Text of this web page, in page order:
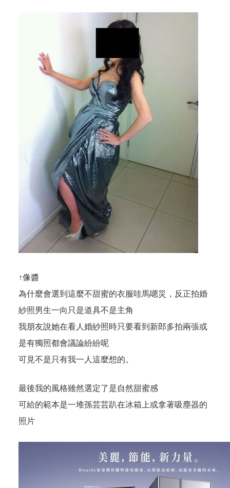
↑像醬
為什麼會選到這麼不甜蜜的衣服哇馬嗯災，反正拍婚
紗照男生一向只是道具不是主角
我朋友說她在看人婚紗照時只要看到新郎多拍兩張或
是有獨照都會議論紛紛呢
可見不是只有我一人這麼想的。
最後我的風格雖然選定了是自然甜蜜感
可給的範本是一堆孫芸芸趴在冰箱上或拿著吸塵器的
照片